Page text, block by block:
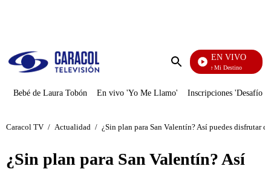
Enviar
EN VIVO
El Juego De Mi Destino
Bebé de Laura Tobón En vivo 'Yo Me Llamo' Inscripciones 'Desafío'
Caracol TV / Actualidad / ¿Sin plan para San Valentín? Así puedes disfrutar
¿Sin plan para San Valentín? Así